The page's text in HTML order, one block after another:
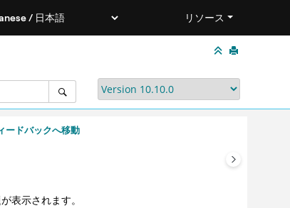
リソース
ードバックへ移動
表示されます。